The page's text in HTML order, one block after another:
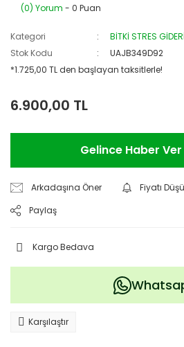
(0) Yorum - 0 Puan
Kategori
BİTKİ STRES
Stok Kodu
UAJB349D92
*1.725,00 TL den başlayan taksitlerle!
6.900,00 TL
Gelince Haber Ver
Arkadaşına Öner
Fiyatı
Paylaş
Kargo Bedava
Karşılaştır